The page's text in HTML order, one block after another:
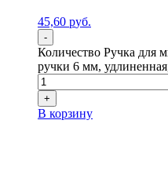
45,60 руб.
-
Количество Ручка для
ручки 6 мм,
+
В корзину